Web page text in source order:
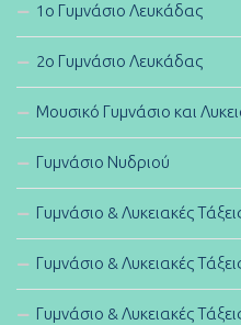
1ο Γυμνάσιο Λευκάδας
2ο Γυμνάσιο Λευκάδας
Μουσικό Γυμνάσιο και
Γυμνάσιο Νυδριού
Γυμνάσιο & Λυκειακές
Γυμνάσιο & Λυκειακές
Γυμνάσιο & Λυκειακές